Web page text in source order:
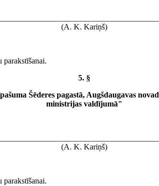
(A. K. Kariņš)
parakstīšanai.
5. §
Šēderes pagastā, Augšdaugavas
ministrijas valdījumā"
(A. K. Kariņš)
parakstīšanai.